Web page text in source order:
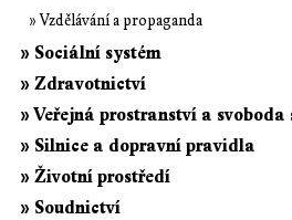
» Vzdělávání a propaganda
» Sociální systém
» Zdravotnictví
» Veřejná prostranství a svoboda
» Silnice a dopravní pravidla
» Životní prostředí
» Soudnictví